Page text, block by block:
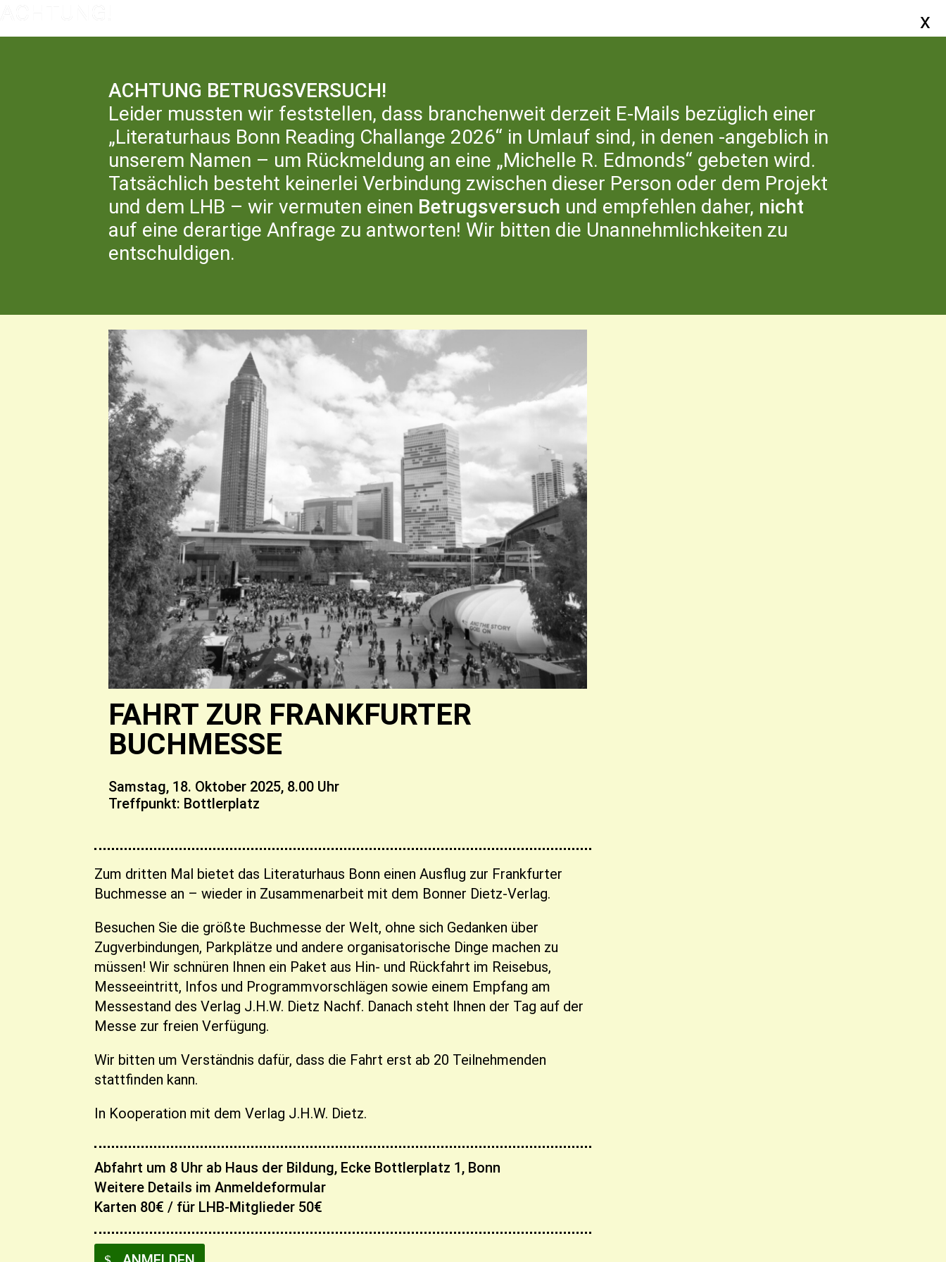
LITERATURHAUS LITERATURBÜRO ÜBER UNS
FAHRT ZUR FRANKFURTER
BUCHMESSE
Samstag, 18. Oktober 2025, 8.00 Uhr
Treffpunkt: Bottlerplatz
Zum dritten Mal bietet das Literaturhaus Bonn einen Ausflug zur Frankfurter
Buchmesse an – wieder in Zusammenarbeit mit dem Bonner Dietz-Verlag.
Besuchen Sie die größte Buchmesse der Welt, ohne sich Gedanken über
Zugverbindungen, Parkplätze und andere organisatorische Dinge machen zu
müssen! Wir schnüren Ihnen ein Paket aus Hin- und Rückfahrt im Reisebus,
Messeeintritt, Infos und Programmvorschlägen sowie einem Empfang am
Messestand des Verlag J.H.W. Dietz Nachf. Danach steht Ihnen der Tag auf der
Messe zur freien Verfügung.
Wir bitten um Verständnis dafür, dass die Fahrt erst ab 20 Teilnehmenden
stattfinden kann.
In Kooperation mit dem Verlag J.H.W. Dietz.
Abfahrt um 8 Uhr ab Haus der Bildung, Ecke Bottlerplatz 1, Bonn
Weitere Details im Anmeldeformular
Karten 80€ / für LHB-Mitglieder 50€
ACHTUNG BETRUGSVERSUCH!
Leider mussten wir feststellen, dass branchenweit derzeit E-Mails bezüglich einer
„Literaturhaus Bonn Reading Challange 2026“ in Umlauf sind, in denen -angeblich in
unserem Namen – um Rückmeldung an eine „Michelle R. Edmonds“ gebeten wird.
Tatsächlich besteht keinerlei Verbindung zwischen dieser Person oder dem Projekt
und dem LHB – wir vermuten einen Betrugsversuch und empfehlen daher, nicht
auf eine derartige Anfrage zu antworten! Wir bitten die Unannehmlichkeiten zu
entschuldigen.